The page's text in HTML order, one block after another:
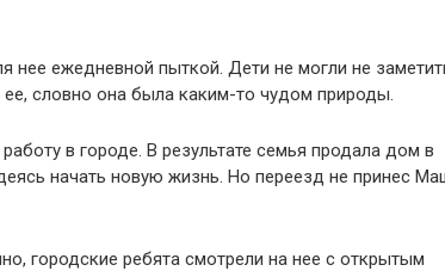
ежедневной пыткой. Дети не могли не
словно она была каким-то чудом природы.
в городе. В результате семья продала дом в
начать новую жизнь. Но переезд не принес
городские ребята смотрели на нее с открытым